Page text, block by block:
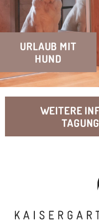
URLAUB MIT
HUND
WEITERE